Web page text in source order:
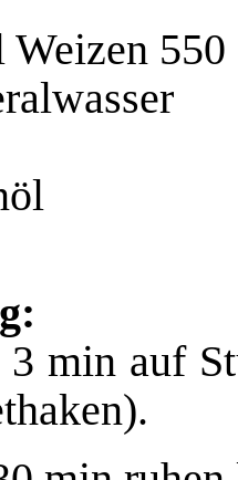
550
3 min auf